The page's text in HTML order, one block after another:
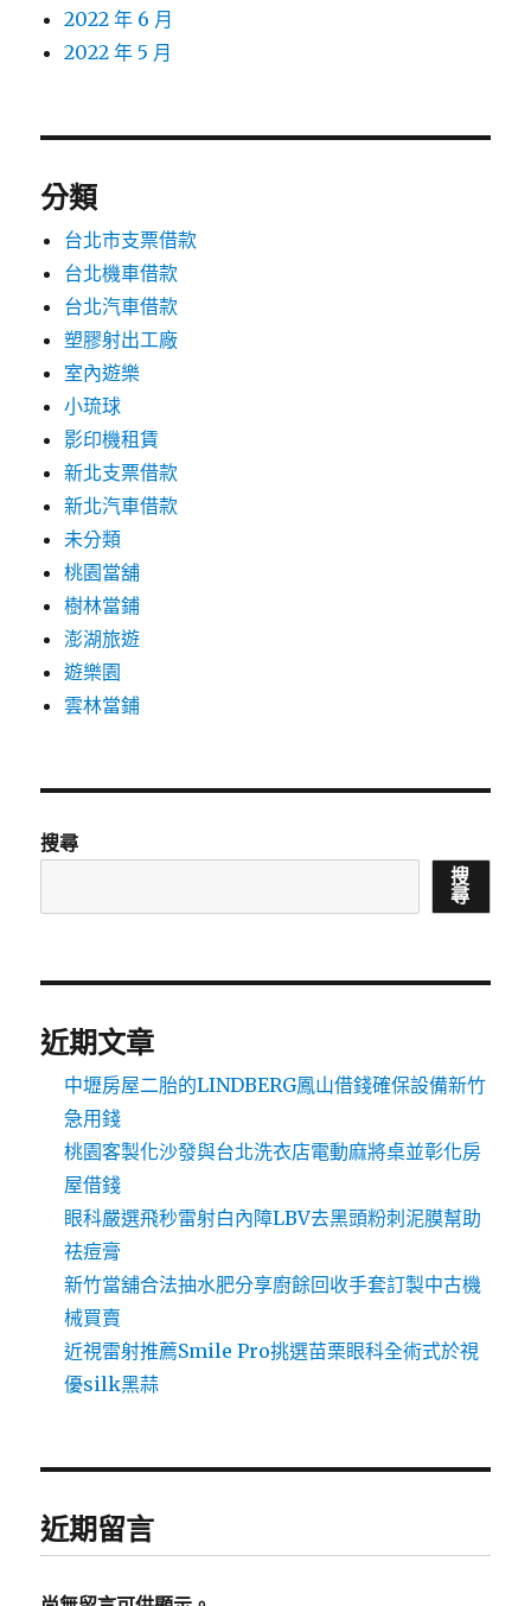
2022 年 6 月
2022 年 5 月
分類
台北市支票借款
台北機車借款
台北汽車借款
塑膠射出工廠
室內遊樂
小琉球
影印機租賃
新北支票借款
新北汽車借款
未分類
桃園當舖
樹林當鋪
澎湖旅遊
遊樂園
雲林當鋪
搜尋
搜
尋
近期文章
中壢房屋二胎的LINDBERG鳳山借錢確保設備新竹
急用錢
桃園客製化沙發與台北洗衣店電動麻將桌並彰化房
屋借錢
眼科嚴選飛秒雷射白內障LBV去黑頭粉刺泥膜幫助
祛痘膏
新竹當舖合法抽水肥分享廚餘回收手套訂製中古機
械買賣
近視雷射推薦Smile Pro挑選苗栗眼科全術式於視
優silk黑蒜
近期留言